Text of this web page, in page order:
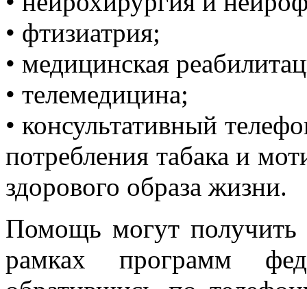
• фтизиатрия;
• медицинская
• телемедицина;
• консультативный
потребления табака и
здорового образа жизни.
Помощь могут
рамках программ